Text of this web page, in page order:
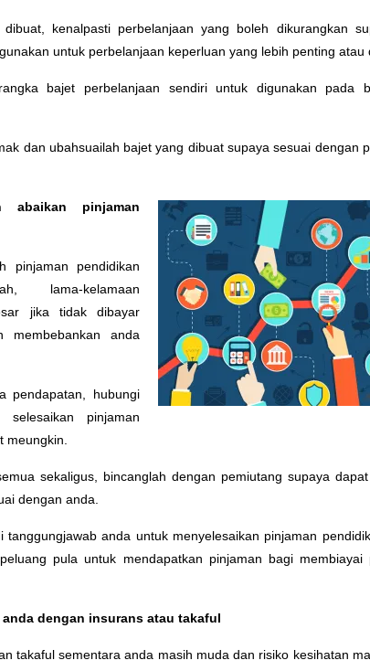
kenalpasti perbelanjaan yang boleh dikurangkan
untuk perbelanjaan keperluan yang lebih penting atau
bajet perbelanjaan sendiri untuk digunakan pada
dan ubahsuailah bajet yang dibuat supaya sesuai dengan
pinjaman
pinjaman pendidikan
lama-kelamaan
jika tidak dibayar
membebankan anda
pendapatan, hubungi
pinjaman
meungkin.
sekaligus, bincanglah dengan pemiutang supaya
dengan anda.
tanggungjawab anda untuk menyelesaikan pinjaman
pula untuk mendapatkan pinjaman bagi membiayai
dengan insurans atau takaful
takaful sementara anda masih muda dan risiko kesihatan